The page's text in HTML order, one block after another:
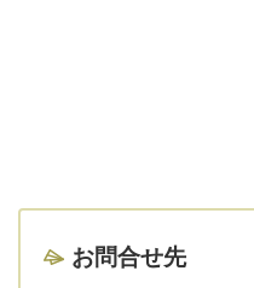
お問合せ先